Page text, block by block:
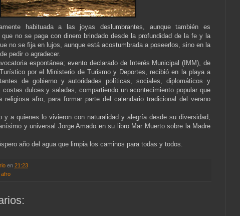
habituada a las joyas deslumbrantes, aunque también es
no se paga con dinero brindado desde la profundidad de la fe y la
no se fija en lujos, aunque está acostumbrada a poseerlos, sino en la
pedir o agradecer.
espontánea; evento declarado de Interés Municipal (IMM), de
por el Ministerio de Turismo y Deportes, recibió en la playa a
de gobierno y autoridades políticas, sociales, diplomáticos y
costas dulces y saladas, compartiendo un acontecimiento popular que
religiosa afro, para formar parte del calendario tradicional del verano
y a quienes lo vivieron con naturalidad y alegría desde su diversidad,
y universal Jorge Amado en su libro Mar Muerto sobre la Madre
año del agua que limpia los caminos para todas y todos.
en 21:23
afro